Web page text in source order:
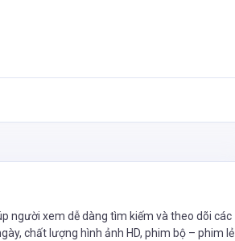
người xem dễ dàng tìm kiếm và theo dõi các
chất lượng hình ảnh HD, phim bộ – phim lẻ